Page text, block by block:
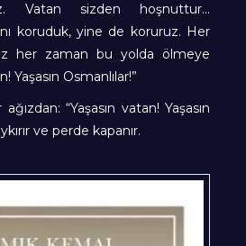
Vatan sizden hoşnuttur…
koruduk, yine de koruruz. Her
her zaman bu yolda ölmeye
Yaşasın Osmanlılar!”
“Yaşasın vatan! Yaşasın
ve perde kapanır.